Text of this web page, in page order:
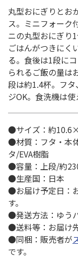
丸型おにぎりとお
ス。ミニフォーク
ニの丸型おにぎり
ごはんがつきにく
る。食後は1段に
られるご飯の量は
段は約1.4杯。フ
ジOK。食洗機は使
●サイズ：約
●材質：フタ・本
タ/EVA樹脂
●容量：上段/約
●生産国：日本
●お届け予定日：
す。
●発送方法：ゆう
●送料等：お届け
●同梱：販売者が
です。